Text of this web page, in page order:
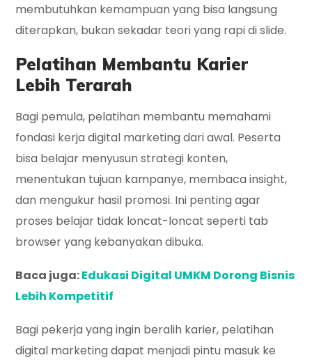
membutuhkan kemampuan yang bisa langsung
diterapkan, bukan sekadar teori yang rapi di slide.
Pelatihan Membantu Karier
Lebih Terarah
Bagi pemula, pelatihan membantu memahami
fondasi kerja digital marketing dari awal. Peserta
bisa belajar menyusun strategi konten,
menentukan tujuan kampanye, membaca insight,
dan mengukur hasil promosi. Ini penting agar
proses belajar tidak loncat-loncat seperti tab
browser yang kebanyakan dibuka.
Baca juga:Edukasi Digital UMKM Dorong Bisnis
Lebih Kompetitif
Bagi pekerja yang ingin beralih karier, pelatihan
digital marketing dapat menjadi pintu masuk ke